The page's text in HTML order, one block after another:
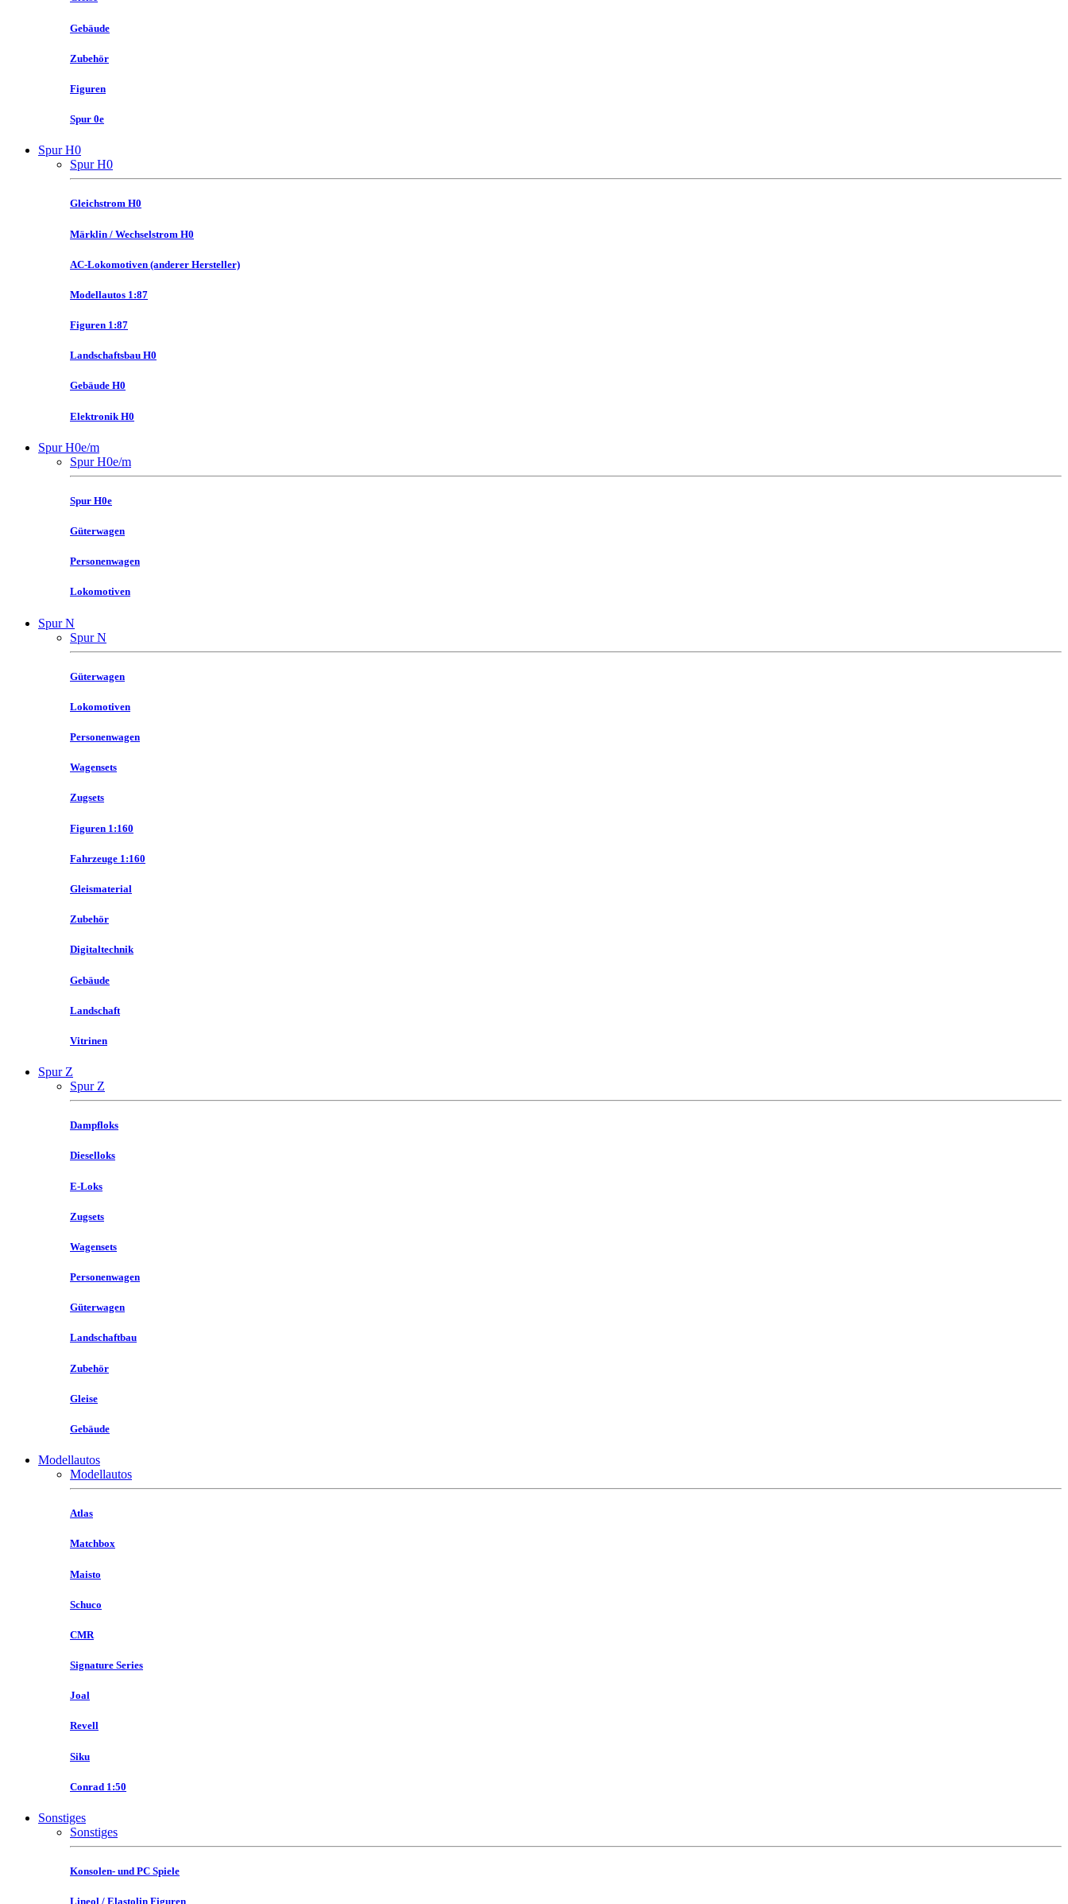
Gebäude
Zubehör
Figuren
Spur 0e
Spur H0
Spur H0
Gleichstrom H0
Märklin / Wechselstrom H0
AC-Lokomotiven (anderer Hersteller)
Modellautos 1:87
Figuren 1:87
Landschaftsbau H0
Gebäude H0
Elektronik H0
Spur H0e/m
Spur H0e/m
Spur H0e
Güterwagen
Personenwagen
Lokomotiven
Spur N
Spur N
Güterwagen
Lokomotiven
Personenwagen
Wagensets
Zugsets
Figuren 1:160
Fahrzeuge 1:160
Gleismaterial
Zubehör
Digitaltechnik
Gebäude
Landschaft
Vitrinen
Spur Z
Spur Z
Dampfloks
Dieselloks
E-Loks
Zugsets
Wagensets
Personenwagen
Güterwagen
Landschaftbau
Zubehör
Gleise
Gebäude
Modellautos
Modellautos
Atlas
Matchbox
Maisto
Schuco
CMR
Signature Series
Joal
Revell
Siku
Conrad 1:50
Sonstiges
Sonstiges
Konsolen- und PC Spiele
Lineol / Elastolin Figuren